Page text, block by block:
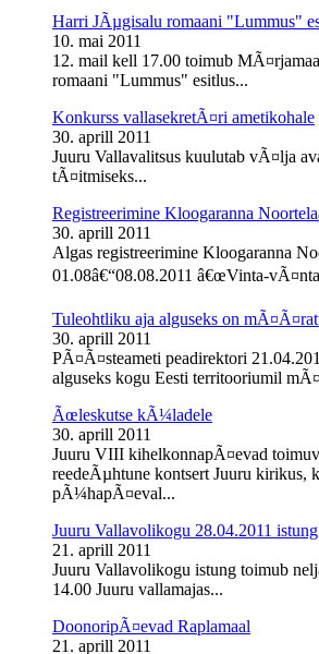
Harri JÃµgisalu romaani "Lummus"
10. mai 2011
12. mail kell 17.00 toimub
romaani "Lummus" esitlus...
Konkurss vallasekretÃ¤ri ametikohale
30. aprill 2011
Juuru Vallavalitsus kuulutab vÃ¤lja
tÃ¤itmiseks...
Registreerimine Kloogaranna
30. aprill 2011
Algas registreerimine Kloogaranna
01.08â€“08.08.2011 â€œVinta-
Tuleohtliku aja alguseks on
30. aprill 2011
PÃ¤Ã¤steameti peadirektori
alguseks kogu Eesti territooriumil
Ãœleskutse kÃ¼ladele
30. aprill 2011
Juuru VIII kihelkonnapÃ¤evad
reedeÃµhtune kontsert Juuru
pÃ¼hapÃ¤eval...
Juuru Vallavolikogu 28.04.2011 istung
21. aprill 2011
Juuru Vallavolikogu istung toimub
14.00 Juuru vallamajas...
DoonoripÃ¤evad Raplamaal
21. aprill 2011